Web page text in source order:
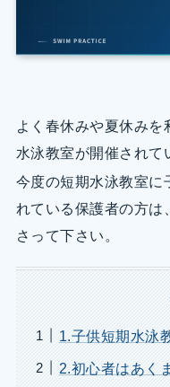
よく春休みや夏休みを
水泳教室が開催されて
今度の短期水泳教室に
れている保護者の方は
さって下さい。
1.子供短期水泳
2.初心者はあく